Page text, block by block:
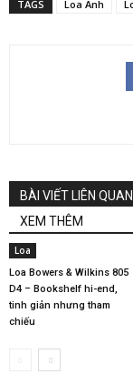
TAGS Loa Anh
BÀI VIẾT LIÊN QUAN
XEM THÊM
Loa
Loa Bowers & Wilkins 805
D4 – Bookshelf hi-end,
tinh giản nhưng tham
chiếu